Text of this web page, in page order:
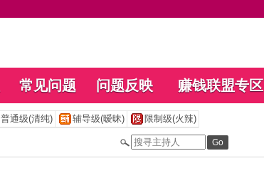
常见问题 问题反映 赚钱联盟专区
普通级(清纯) 辅导级(暧昧) 限制级(火辣)